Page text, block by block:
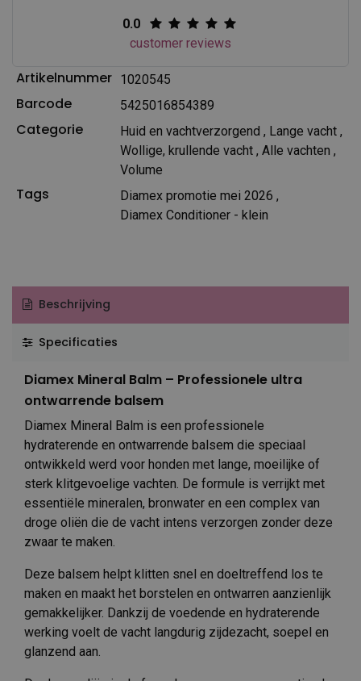
0.0
customer reviews
Artikelnummer 1020545
Barcode 5425016854389
Categorie Huid en vachtverzorgend , Lange vacht,
Wollige, krullende vacht, Alle vachten ,
Volume
Tags Diamex promotie mei 2026 ,
Diamex Conditioner - klein
Beschrijving
Specificaties
Diamex Mineral Balm – Professionele ultra
ontwarrende balsem
Diamex Mineral Balm is een professionele
hydraterende en ontwarrende balsem die speciaal
ontwikkeld werd voor honden met lange, moeilijke of
sterk klitgevoelige vachten. De formule is verrijkt met
essentiële mineralen, bronwater en een complex van
droge oliën die de vacht intens verzorgen zonder deze
zwaar te maken.
Deze balsem helpt klitten snel en doeltreffend los te
maken en maakt het borstelen en ontwarren aanzienlijk
gemakkelijker. Dankzij de voedende en hydraterende
werking voelt de vacht langdurig zijdezacht, soepel en
glanzend aan.